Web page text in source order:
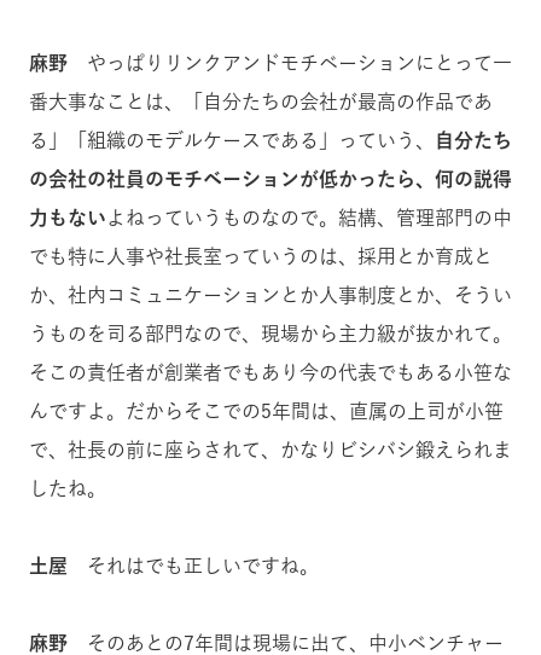
麻野 やっぱりリンクアンドモチベーションにとって一
番大事なことは、「自分たちの会社が最高の作品であ
る」「組織のモデルケースである」っていう、
自分たち
の会社の社員のモチベーションが低かったら、何の説得
力もないよねっていうものなので。結構、管理部門の中
でも特に人事や社長室っていうのは、採用とか育成と
か、社内コミュニケーションとか人事制度とか、そうい
うものを司る部門なので、現場から主力級が抜かれて。
そこの責任者が創業者でもあり今の代表でもある小笹な
んですよ。だからそこでの5年間は、直属の上司が小笹
で、社長の前に座らされて、かなりビシバシ鍛えられま
したね。
土屋 それはでも正しいですね。
麻野 そのあとの7年間は現場に出て、中小ベンチャー